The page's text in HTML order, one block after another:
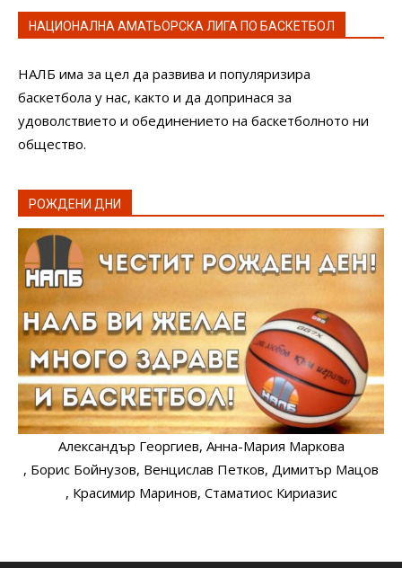
НАЦИОНАЛНА АМАТЬОРСКА ЛИГА ПО БАСКЕТБОЛ
НАЛБ има за цел да развива и популяризира
баскетбола у нас, както и да допринася за
удоволствието и обединението на баскетболното ни
общество.
РОЖДЕНИ ДНИ
Александър Георгиев, Анна-Мария Маркова
, Борис Бойнузов, Венцислав Петков, Димитър Мацов
, Красимир Маринов, Стаматиос Кириазис